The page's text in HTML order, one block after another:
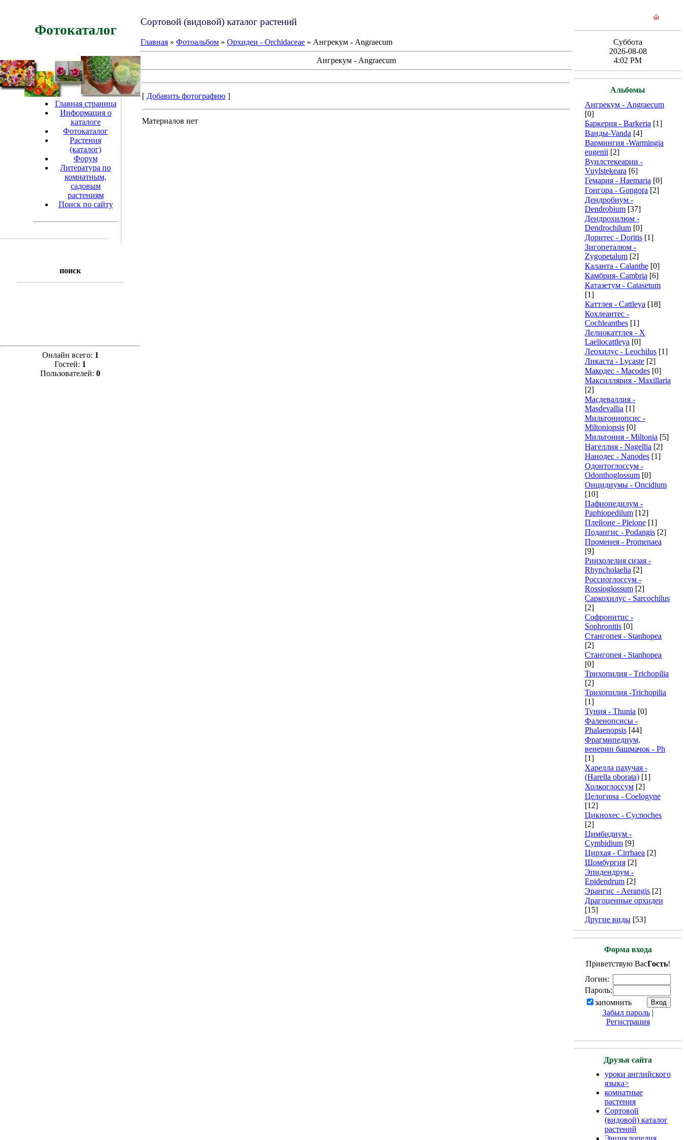
Фотокаталог
Главная страница
Информация о
каталоге
Фотокаталог
Растения
(каталог)
Форум
Литература по
комнатным,
садовым
растениям
Поиск по сайту
поиск
Онлайн всего: 1
Гостей: 1
Пользователей: 0
Сортовой (видовой) каталог растений
Главная » Фотоальбом » Орхидеи - Orchidaceae » Ангрекум - Angraecum
Ангрекум - Angraecum
[ Добавить фотографию ]
Материалов нет
Суббота
2026-08-08
4:02 PM
Альбомы
Ангрекум - Angraecum
[0]
Баркерия - Barkeria [1]
Ванды-Vanda [4]
Вармингия -Warmingia
eugenii [2]
Вуилстекеарии -
Vuylstekeara [6]
Гемария - Haemaria [0]
Гонгора - Gongora [2]
Дендробиум -
Dendrobium [37]
Дендрохилюм -
Dendrochilum [0]
Доритес - Doritis [1]
Зигопеталюм -
Zygopetalum [2]
Каланта - Calanthe [0]
Камбрия- Cambria [6]
Катазетум - Catasetum
[1]
Каттлея - Cattleya [18]
Кохлеантес -
Cochleanthes [1]
Лелиокаттлея - X
Laeliocattleya [0]
Леохилус - Leochilus [1]
Ликаста - Lycaste [2]
Макодес - Macodes [0]
Максиллярия - Maxillaria
[2]
Масдеваллия -
Masdevallia [1]
Мильтониопсис -
Miltoniopsis [0]
Мильтония - Miltonia [5]
Нагеллия - Nagellia [2]
Нанодес - Nanodes [1]
Одонтоглоссум -
Odonthoglossum [0]
Онцидиумы - Oncidium
[10]
Пафиопедилум -
Paphiopedilum [12]
Плейоне - Pleione [1]
Подангис - Рodangis [2]
Променея - Promenaea
[9]
Ринхолелия сизая -
Rhyncholaelia [2]
Россиоглоссум -
Rossioglossum [2]
Саркохилус - Sarcochilus
[2]
Софронитис -
Sophronitis [0]
Стангопея - Stanhopea
[2]
Стангопея - Stanhopea
[0]
Трихопилия - Тrichopilia
[2]
Трихопилия -Trichopilia
[1]
Туния - Thunia [0]
Фаленопсисы -
Phalaenopsis [44]
Фрагмипедиум,
венерин башмачок - Ph
[1]
Харелла пахучая -
(Harella oborata) [1]
Холкоглоссум [2]
Целогина - Coelogyne
[12]
Цикнохес - Cycnoches
[2]
Цимбидиум -
Cymbidium [9]
Цирхая - Cirrhaea [2]
Шомбургия [2]
Эпидендрум -
Epidendrum [2]
Эрангис - Aerangis [2]
Драгоценные орхидеи
[15]
Другие виды [53]
Форма входа
Приветствую ВасГость!
Логин:
Пароль:
запомнить
Забыл пароль|
Регистрация
Друзья сайта
уроки английского
языкa>
комнатные
растения
Сортовой
(видовой) каталог
растений
Энциклопедия